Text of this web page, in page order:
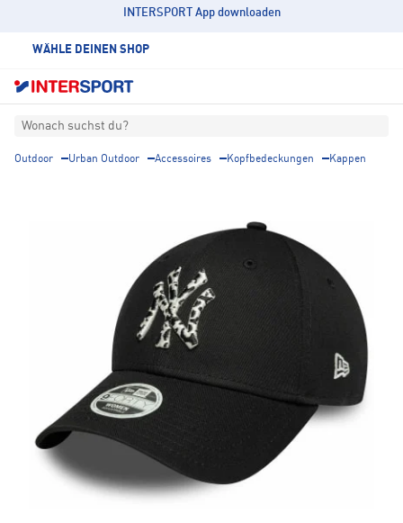
INTERSPORT App downloaden
WÄHLE DEINEN SHOP
Wonach suchst du?
Outdoor Urban Outdoor Accessoires Kopfbedeckungen Kappen